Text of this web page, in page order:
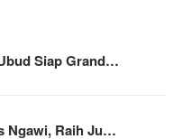
Siap Grand…
Ngawi, Raih Ju…